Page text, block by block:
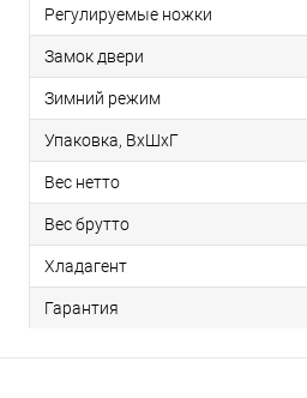
Регулируемые ножки
Замок двери
Зимний режим
Упаковка, ВxШxГ
Вес нетто
Вес брутто
Хладагент
Гарантия